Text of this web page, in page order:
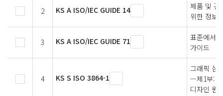
2 KS A ISO/IEC GUIDE 14
제품 및
위한 정보
3 KS A ISO/IEC GUIDE 71
표준에서
가이드
4 KS S ISO 3864-1
그래픽 심
—제1부:
디자인 원